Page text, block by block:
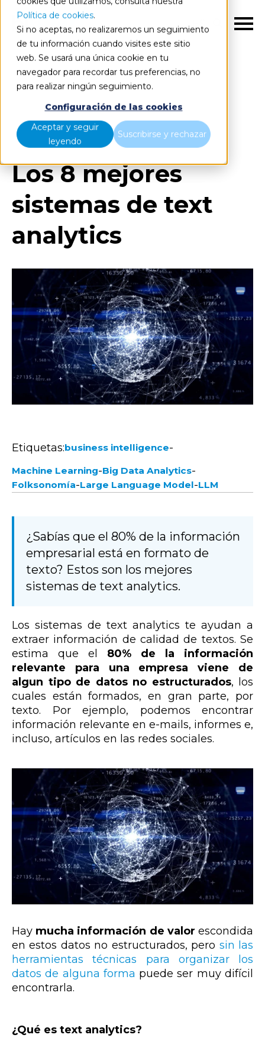
Política de cookies.
Si no aceptas, no realizaremos un seguimiento
de tu información cuando visites este sitio
web. Se usará una única cookie en tu
navegador para recordar tus preferencias, no
para realizar ningún seguimiento.
Configuración de las cookies
Aceptar y seguir
leyendo
Suscribirse y rechazar
ES
Los 8 mejores sistemas de text analytics
Los 8 mejores
sistemas de text
analytics
Etiquetas:business intelligence-
Machine Learning-Big Data Analytics-
Folksonomía-Large Language Model-LLM
¿Sabías que el 80% de la información
empresarial está en formato de
texto? Estos son los mejores
sistemas de text analytics.
Los sistemas de text analytics te ayudan a
extraer información de calidad de textos. Se
estima que el 80% de la información
relevante
para una empresa viene de
algun tipo de datos no estructurados, los
cuales están formados, en gran parte, por
texto. Por ejemplo, podemos encontrar
información relevante en e-mails, informes e,
incluso, artículos en las redes sociales.
Hay mucha información de valor escondida
en estos datos no estructurados, pero sin las
herramientas técnicas para organizar los
datos de alguna forma puede ser muy difícil
encontrarla.
¿Qué es text analytics?